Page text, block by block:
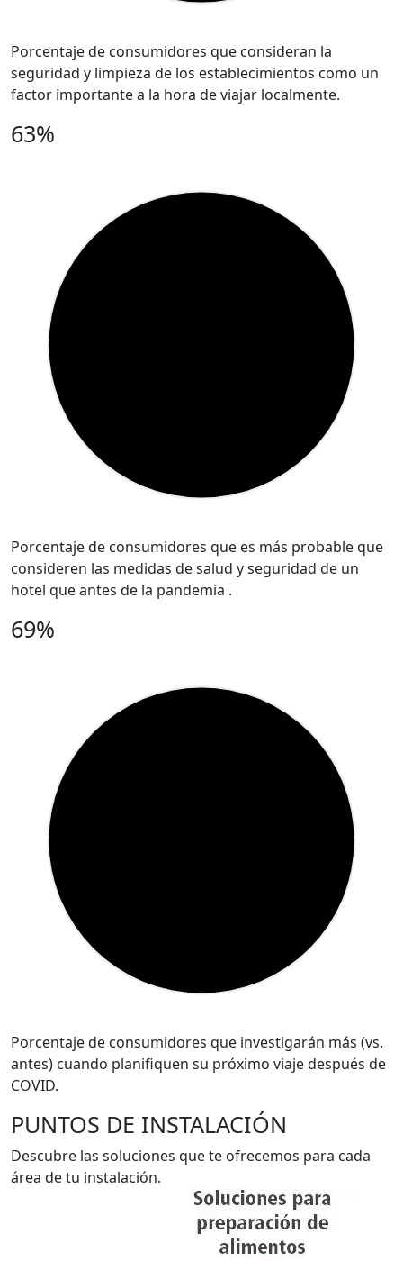
Porcentaje de consumidores que consideran la
seguridad y limpieza de los establecimientos como un
factor importante a la hora de viajar localmente.
63%
Porcentaje de consumidores que es más probable que
consideren las medidas de salud y seguridad de un
hotel que antes de la pandemia .
69%
Porcentaje de consumidores que investigarán más (vs.
antes) cuando planifiquen su próximo viaje después de
COVID.
PUNTOS DE INSTALACIÓN
Descubre las soluciones que te ofrecemos para cada
área de tu instalación.